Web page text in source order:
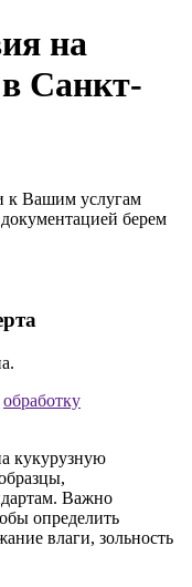
на
Санкт-
к Вашим услугам
берем
обработку
кукурузную
Важно
определить
влаги, зольность